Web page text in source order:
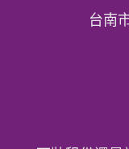
台南